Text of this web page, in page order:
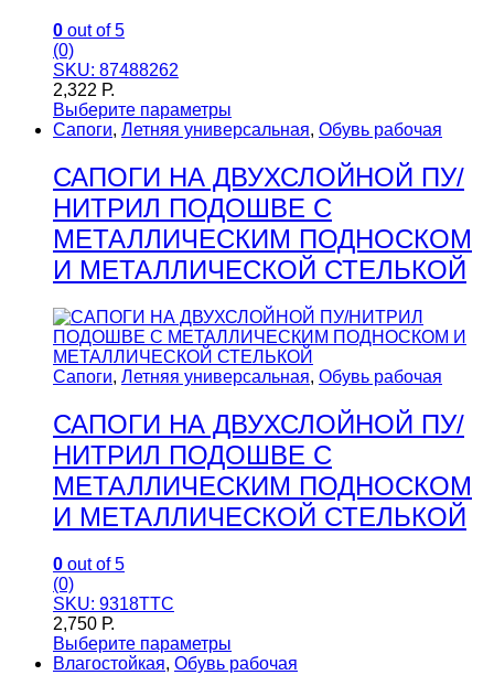
0 out of 5
(0)
SKU: 87488262
2,322 Р.
Выберите параметры
Сапоги, Летняя универсальная, Обувь рабочая
САПОГИ НА ДВУХСЛОЙНОЙ ПУ/
НИТРИЛ ПОДОШВЕ С
МЕТАЛЛИЧЕСКИМ ПОДНОСКОМ
И МЕТАЛЛИЧЕСКОЙ СТЕЛЬКОЙ
Сапоги, Летняя универсальная, Обувь рабочая
САПОГИ НА ДВУХСЛОЙНОЙ ПУ/
НИТРИЛ ПОДОШВЕ С
МЕТАЛЛИЧЕСКИМ ПОДНОСКОМ
И МЕТАЛЛИЧЕСКОЙ СТЕЛЬКОЙ
0 out of 5
(0)
SKU: 9318ТТС
2,750 Р.
Выберите параметры
Влагостойкая, Обувь рабочая